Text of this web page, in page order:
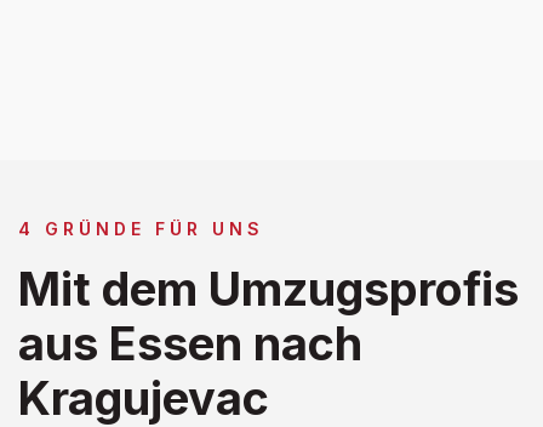
4 GRÜNDE FÜR UNS
Mit dem Umzugsprofis
aus Essen nach
Kragujevac